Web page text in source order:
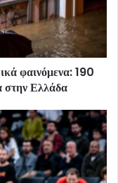
φαινόμενα: 190
στην Ελλάδα